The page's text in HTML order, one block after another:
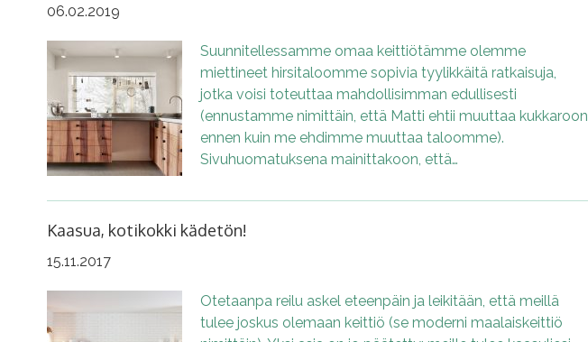
06.02.2019
Suunnitellessamme omaa keittiötämme olemme
miettineet hirsitaloomme sopivia tyylikkäitä ratkaisuja,
jotka voisi toteuttaa mahdollisimman edullisesti
(ennustamme nimittäin, että Matti ehtii muuttaa kukkaroon
ennen kuin me ehdimme muuttaa taloomme).
Sivuhuomatuksena mainittakoon, että…
Kaasua, kotikokki kädetön!
15.11.2017
Otetaanpa reilu askel eteenpäin ja leikitään, että meillä
tulee joskus olemaan keittiö (se moderni maalaiskeittiö